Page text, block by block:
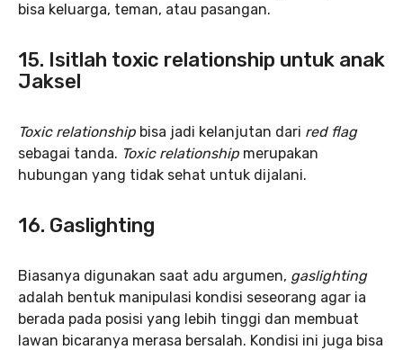
bisa keluarga, teman, atau pasangan.
15. Isitlah toxic relationship untuk anak
Jaksel
Toxic relationship bisa jadi kelanjutan dari red flag
sebagai tanda. Toxic relationship merupakan
hubungan yang tidak sehat untuk dijalani.
16. Gaslighting
Biasanya digunakan saat adu argumen, gaslighting
adalah bentuk manipulasi kondisi seseorang agar ia
berada pada posisi yang lebih tinggi dan membuat
lawan bicaranya merasa bersalah. Kondisi ini juga bisa